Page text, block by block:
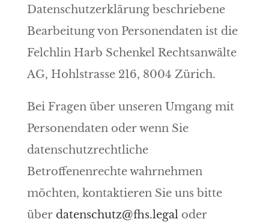
Datenschutzerklärung beschriebene
Bearbeitung von Personendaten ist die
Felchlin Harb Schenkel Rechtsanwälte
AG, Hohlstrasse 216, 8004 Zürich.
Bei Fragen über unseren Umgang mit
Personendaten oder wenn Sie
datenschutzrechtliche
Betroffenenrechte wahrnehmen
möchten, kontaktieren Sie uns bitte
über datenschutz@fhs.legaloder